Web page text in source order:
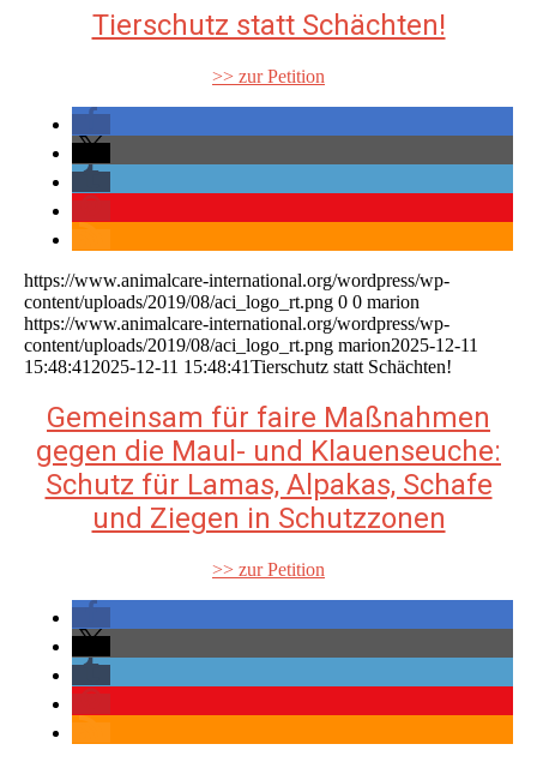
Tierschutz statt Schächten!
>> zur Petition
https://www.animalcare-international.org/wordpress/wp-
content/uploads/2019/08/aci_logo_rt.png 0 0 marion
https://www.animalcare-international.org/wordpress/wp-
content/uploads/2019/08/aci_logo_rt.png marion2025-12-11
15:48:41 2025-12-11 15:48:41Tierschutz statt Schächten!
Gemeinsam für faire Maßnahmen
gegen die Maul- und Klauenseuche:
Schutz für Lamas, Alpakas, Schafe
und Ziegen in Schutzzonen
>> zur Petition